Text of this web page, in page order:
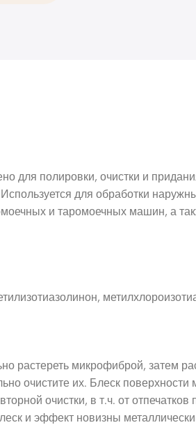
для полировки, очистки и
для обработки
и таромоечных машин, а
растереть микрофиброй, затем
очистите их. Блеск
очистки, в т.ч. от отпечатков
и эффект новизны